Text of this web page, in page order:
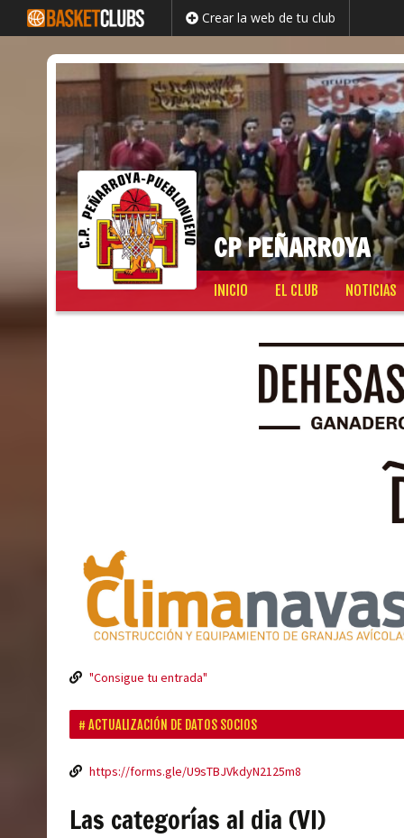
Crear la web de tu club
CP PEÑARROYA
INICIO EL CLUB NOTICIAS
"Consigue tu entrada"
ACTUALIZACIÓN DE DATOS SOCIOS
https://forms.gle/U9sTBJVkdyN2125m8
Las categorías al dia (VI)